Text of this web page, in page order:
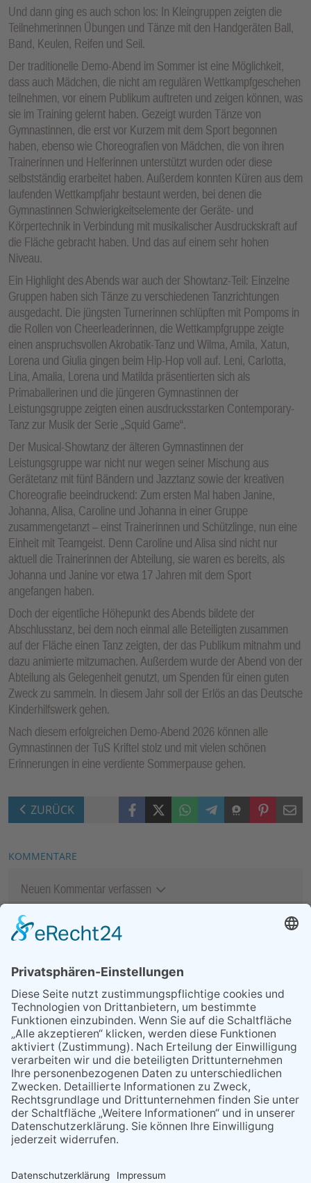
Und dann ging es auch schon los: In Kleingruppen zeigten die
Teilnehmerinnen Übungen und Tänze mit den Handgeräten Ball,
Band, Keulen, Reifen und Seil.
Der traditionelle Demo-Abend im Sommer ist eine Möglichkeit,
dass auch Mädchen, die nicht am regulären Wettkampfgeschehen
teilnehmen, vor einem Publikum auftreten und zeigen können, was
sie im Training gelernt haben. Gezeigt wurden Tänze von
Gymnastinnen, die erst vor Kurzem mit dem Sport begonnen
haben, ebenso wie Choreografien von Mädchen, die von ihren
Trainerinnen und Helferinnen unterstützt wurden oder diese
selbstständig erarbeitet haben. Außerdem konnten Küren aus dem
laufenden Wettkampfjahr bestaunt werden, bei denen die
Gymnastinnen Schwierigkeitselemente der Geräte- und
Körpertechnik in Verbindung mit musikalischer Ausdruckskraft auf
die Fläche gebracht haben. Und das auf einem sehr hohen
Niveau.
Ein Highlight des Abends war auch der Showtanz-Teil: Einzelne
Gruppen haben sich Tänze zu verschiedenen Tanzrichtungen
ausgedacht. Die jüngsten Turnerinnen schlüpften mit Pompoms in
die Rollen von Cheerleaderinnen, die Wettkampfgruppe zeigte
einen anspruchsvollen Akrobatik-Tanz und Wilma, Amila, Xatun,
Lorena und Giulia gingen beim Hip-Hop voll auf. Leni, Carlotta,
Lina, Amalia, Lorena und Matilda präsentierten sich als
Primaballerinen und die jüngeren Gymnastinnen der
Leistungsgruppe zeigten einen ausdrucksstarken Contemporary-
Tanz zur Musik der Serie „Squid Game“.
Der Musical-Showtanz der älteren Gymnastinnen der
Leistungsgruppe war nicht nur wegen seiner Mischung aus
Gerätetanz mit fünf Bändern und Jazztanz sowie der kreativen
Choreografie beeindruckend: Zum ersten Mal haben Janine,
Johanna, Alisa, Caroline und Johanna in einer Gruppe
zusammengetanzt – einst Trainerinnen und Schützlinge, nun eine
Einheit mit Teamgeist. Denn Caroline und Alisa sind nicht nur
aktuell die Trainerinnen der Abteilung, sie waren es bereits, als
Johanna und Janine vor etwa 17 Jahren mit dem Sport
angefangen haben.
Doch der eigentliche Höhepunkt des Abends bildete der
Abschlusstanz, bei dem noch einmal alle Beteiligten zusammen
auf der Fläche einen Tanz zeigten, der das Publikum mitnahm und
dazu animierte mitzumachen. Außerdem wurde der Abend von der
Abteilung als Gelegenheit genutzt, um Spenden für einen guten
Zweck zu sammeln. In diesem Jahr soll der Erlös an das Deutsche
Kinderhilfswerk gehen.
Nach diesem erfolgreichen Demo-Abend 2026 können alle
Gymnastinnen der TuS Kriftel stolz und mit vielen schönen
Erinnerungen in eine verdiente Sommerpause gehen.
ZURÜCK FacebookX (Twitter)WhatsAppTelegramThreemaPinterestMail
KOMMENTARE
Neuen Kommentar verfassen
MEIST GELESEN
06.08.2026
13. Folk- & Bluesfestival
kehrt zurück zu seinen
Wurzeln
07.08.2026
Niederlage trotz guter
Leistung
03.08.2026
„Mein Smartphone im Alltag“
07.08.2026
Montag, 24. August: Handy
Café geöffnet
29.05.2026
Was Tschernobyl vor 40
Jahren für Kriftel bedeutete